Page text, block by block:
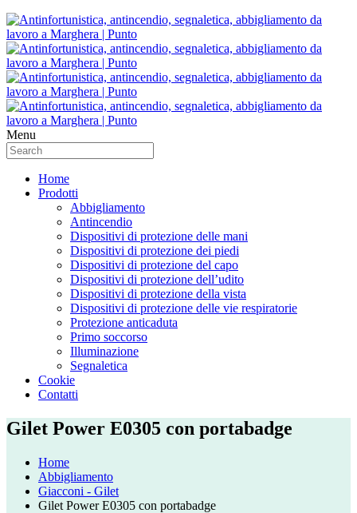
Menu
Home
Prodotti
Abbigliamento
Antincendio
Dispositivi di protezione delle mani
Dispositivi di protezione dei piedi
Dispositivi di protezione del capo
Dispositivi di protezione dell’udito
Dispositivi di protezione della vista
Dispositivi di protezione delle vie respiratorie
Protezione anticaduta
Primo soccorso
Illuminazione
Segnaletica
Cookie
Contatti
Gilet Power E0305 con portabadge
Home
Abbigliamento
Giacconi - Gilet
Gilet Power E0305 con portabadge